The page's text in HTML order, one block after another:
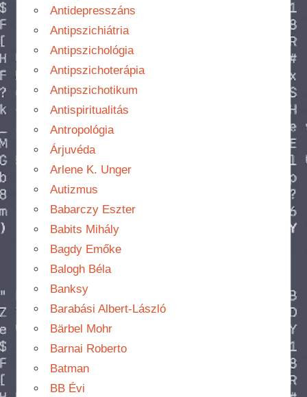
Antidepresszáns
Antipszichiátria
Antipszichológia
Antipszichoterápia
Antipszichotikum
Antispiritualitás
Antropológia
Árjuvéda
Arlene K. Unger
Autizmus
Babarczy Eszter
Babits Mihály
Bagdy Emőke
Balogh Béla
Banksy
Barabási Albert-László
Bärbel Mohr
Barnai Roberto
Batman
BB Évi